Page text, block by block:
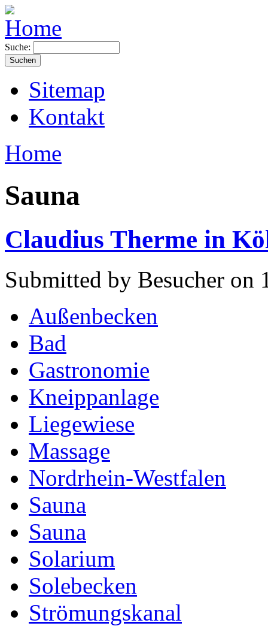
Suche:
Sitemap
Kontakt
Home
Sauna
Claudius Therme in
Submitted by Besucher on
Außenbecken
Bad
Gastronomie
Kneippanlage
Liegewiese
Massage
Nordrhein-Westfalen
Sauna
Sauna
Solarium
Solebecken
Strömungskanal